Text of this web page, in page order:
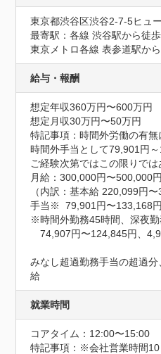
東京都渋谷区渋谷2-7-5ヒュ
最寄駅：各線 渋谷駅から徒
東京メトロ各線 表参道駅か
給与・報酬
想定年収360万円〜600万円
想定月収30万円〜50万円
特記事項：時間外労働の有
時間外手当として79,901円
ご経験次第ではこの限りでは
月給：300,000円〜500,000円
（内訳：基本給 220,099円
手当※  79,901円〜133,168円
※時間外勤務45時間、深夜勤
74,907円〜124,845円、
みなし超過勤務手当の超過
給
就業時間
コアタイム：12:00〜15:00
特記事項：※会社営業時間